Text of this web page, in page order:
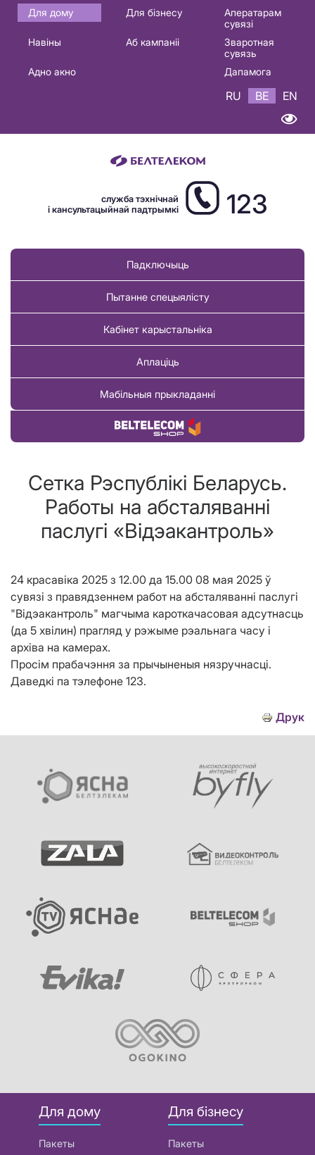
Основная
навигация
Для дому Для бізнесу
Аператарам
сувязі
Навіны
Аб кампаніі
Зваротная
сувязь
Адно акно
Дапамога
RU BE EN
служба тэхнічнай
і кансультацыйнай падтрымкі
123
Падключыць
Пытанне спецыялісту
Кабінет карыстальніка
Аплаціць
Мабільныя прыкладанні
Купіць тавар
Сетка Рэспублiкi Беларусь.
Работы на абсталяваннi
паслугi «Вiдэакантроль»
24 красавiка 2025 з 12.00 да 15.00 08 мая 2025 ў
сувязі з правядзеннем работ на абсталяванні паслугі
"Відэакантроль" магчыма кароткачасовая адсутнасць
(да 5 хвiлин) прагляд у рэжыме рэальнага часу і
архіва на камерах.
Просім прабачэння за прычыненыя нязручнасці.
Даведкі па тэлефоне 123.
Друк
Для дому
Пакеты
Для бізнесу
Пакеты